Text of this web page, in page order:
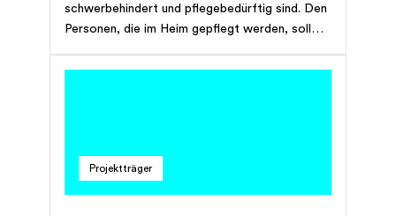
schwerbehindert und pflegebedürftig sind. Den
Personen, die im Heim gepflegt werden, soll
gewährleistet werden. Sie soll im Zeichen der
Projektträger